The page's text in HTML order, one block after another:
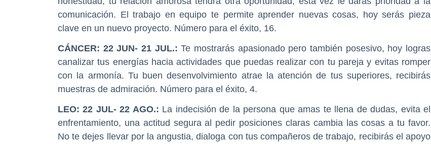
comunicación. El trabajo en equipo te permite aprender nuevas cosas, hoy serás pieza
clave en un nuevo proyecto. Número para el éxito, 16.
CÁNCER: 22 JUN- 21 JUL.: Te mostrarás apasionado pero también posesivo, hoy logras
canalizar tus energías hacia actividades que puedas realizar con tu pareja y evitas romper
con la armonía. Tu buen desenvolvimiento atrae la atención de tus superiores, recibirás
muestras de admiración. Número para el éxito, 4.
LEO: 22 JUL- 22 AGO.: La indecisión de la persona que amas te llena de dudas, evita el
enfrentamiento, una actitud segura al pedir posiciones claras cambia las cosas a tu favor.
No te dejes llevar por la angustia, dialoga con tus compañeros de trabajo, recibirás el apoyo